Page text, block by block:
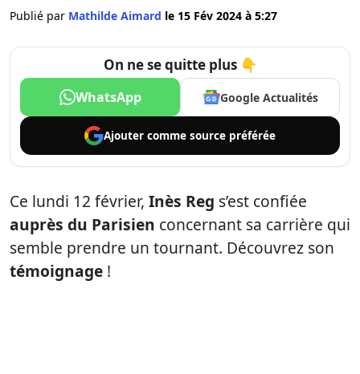
Publié par Mathilde Aimard le 15 Fév 2024 à 5:27
On ne se quitte plus 👇
WhatsApp Google Actualités
Ajouter comme source préférée
Ce lundi 12 février, Inès Reg s’est confiée
auprès du Parisien concernant sa carrière qui
semble prendre un tournant. Découvrez son
témoignage !